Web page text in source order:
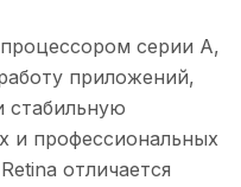
серии A,
приложений,
стабильную
и профессиональных
отличается